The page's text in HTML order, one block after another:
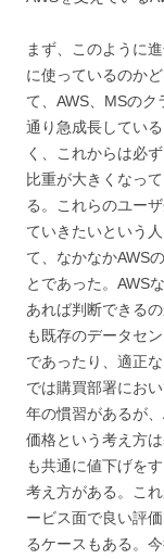
まず、このように
に使っているのか
て、AWS、MSの
通り急成長してい
く、これからは必
比重が大きくなっ
る。これらのユー
ていきたいという
て、なかなかAWS
とであった。AWS
あれば判断できる
も既存のデータセ
であったり、適正
では購買部署にお
年の慣習があるが
価格という考え方
も共通に値下げを
考え方がある。こ
ービス面で良い評
るケースもある。